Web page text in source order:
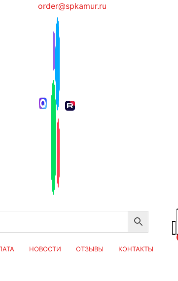
order@spkamur.ru
НОВОСТИ ОТЗЫВЫ
КОНТАКТЫ